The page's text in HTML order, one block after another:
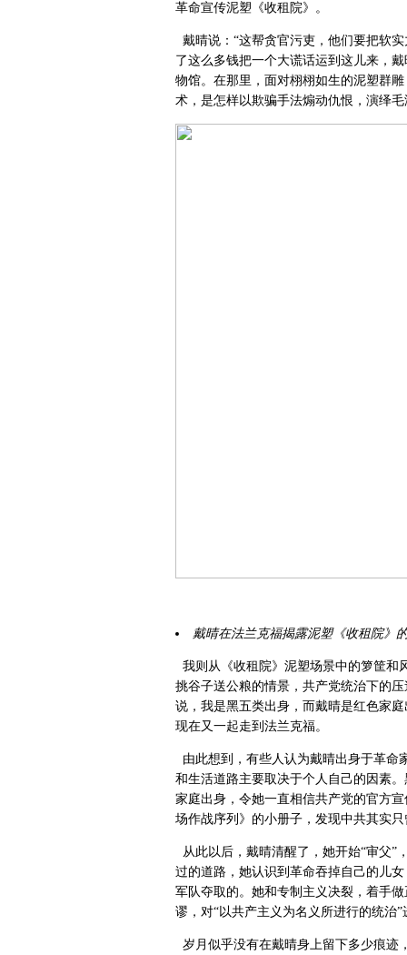
革命宣传泥塑《收租院》。
戴晴说：“这帮贪官污吏，他们要把软
了这么多钱把一个大谎话运到这儿来，
物馆。在那里，面对栩栩如生的泥塑群
术，是怎样以欺骗手法煽动仇恨，演绎
戴晴在法兰克福揭露泥塑《收租院》
我则从《收租院》泥塑场景中的箩筐和
挑谷子送公粮的情景，共产党统治下的
说，我是黑五类出身，而戴晴是红色家
现在又一起走到法兰克福。
由此想到，有些人认为戴晴出身于革命
和生活道路主要取决于个人自己的因素
家庭出身，令她一直相信共产党的官方
场作战序列》的小册子，发现中共其实
从此以后，戴晴清醒了，她开始“审父
过的道路，她认识到革命吞掉自己的儿
军队夺取的。她和专制主义决裂，着手
谬，对“以共产主义为名义所进行的统治”
岁月似乎没有在戴晴身上留下多少痕迹